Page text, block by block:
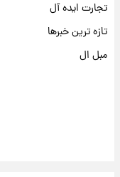
تجارت ایده آل
تازه ترین خبرها
مبل ال